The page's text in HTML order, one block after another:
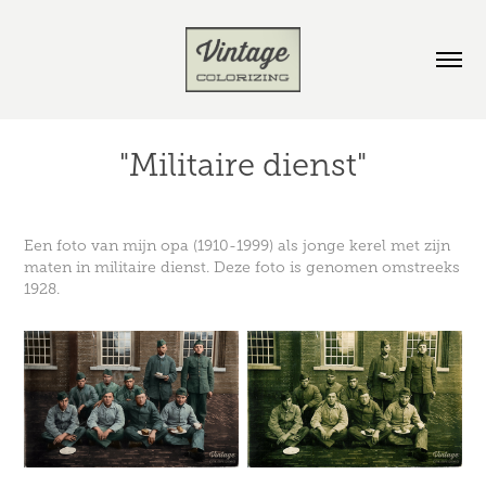
"Militaire dienst"
Een foto van mijn opa (1910-1999) als jonge kerel met zijn
maten in militaire dienst. Deze foto is genomen omstreeks
1928.